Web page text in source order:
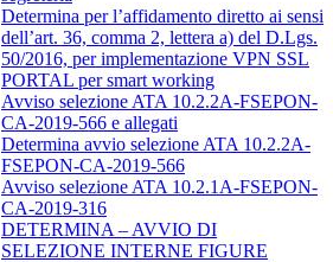
Determina per l’affidamento diretto ai sensi
dell’art. 36, comma 2, lettera a) del D.Lgs.
50/2016, per implementazione VPN SSL
PORTAL per smart working
Avviso selezione ATA 10.2.2A-FSEPON-
CA-2019-566 e allegati
Determina avvio selezione ATA 10.2.2A-
FSEPON-CA-2019-566
Avviso selezione ATA 10.2.1A-FSEPON-
CA-2019-316
DETERMINA – AVVIO DI
SELEZIONE INTERNE FIGURE